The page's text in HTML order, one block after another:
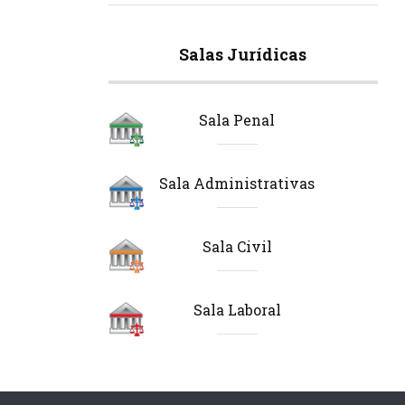
Salas Jurídicas
Sala Penal
Sala Administrativas
Sala Civil
Sala Laboral